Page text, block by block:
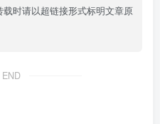
时请以超链接形式标明文章原